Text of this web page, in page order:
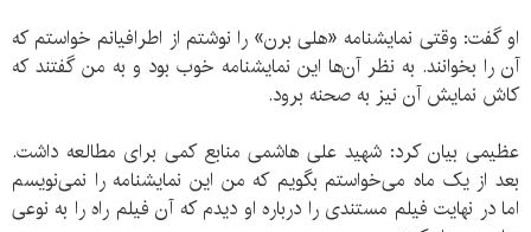
او گفت: وقتی نمایشنامه «هلی برن» را نوشتم از اطرافیانم خواستم که
آن را بخوانند. به نظر آن‌ها این نمایشنامه خوب بود و به من گفتند که
کاش نمایش آن نیز به صحنه برود.
عظیمی بیان کرد: شهید علی هاشمی منابع کمی برای مطالعه داشت.
بعد از یک ماه می‌خواستم بگویم که من این نمایشنامه را نمی‌نویسم
اما در نهایت فیلم مستندی را درباره او دیدم که آن فیلم راه را به نوعی